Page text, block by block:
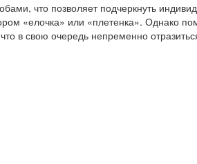
что позволяет подчеркнуть
«елочка» или «плетенка». Однако
в свою очередь непременно